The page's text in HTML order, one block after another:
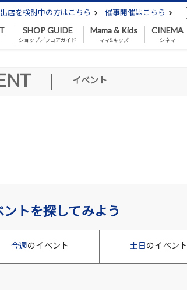
店を検討中の方はこちら 催事開催はこちら
SHOP GUIDE
ショップ／フロアガイド
Mama & Kids
ママ&キッズ
CINEMA
シネマ
| イベント
ントを探してみよう
今週のイベント 土日のイベント